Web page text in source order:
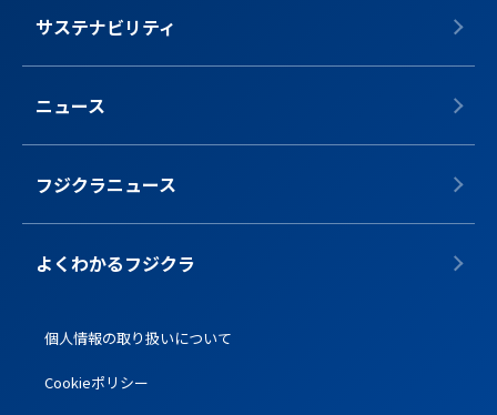
サステナビリティ
ニュース
フジクラニュース
よくわかるフジクラ
個人情報の取り扱いについて
Cookieポリシー